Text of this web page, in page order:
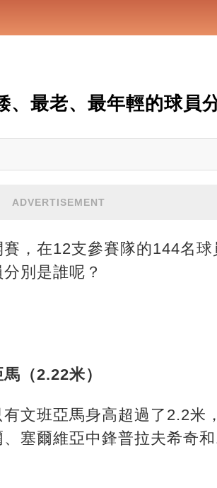
最老、最年輕的球員
ADVERTISEMENT
，在12支參賽隊的144名
別是誰呢？
（2.22米）
文班亞馬身高超過了2.2米
塞爾維亞中鋒普拉夫希奇